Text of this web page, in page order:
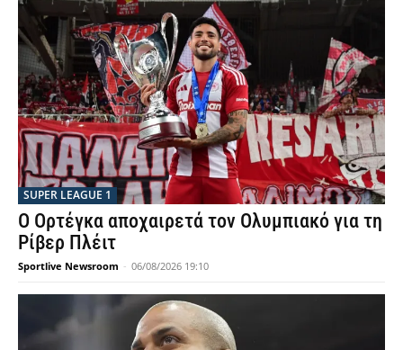
SUPER LEAGUE 1
Ο Ορτέγκα αποχαιρετά τον Ολυμπιακό για τη
Ρίβερ Πλέιτ
Sportlive Newsroom - 06/08/2026 19:10